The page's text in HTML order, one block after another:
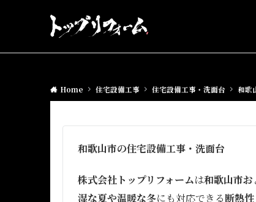
Home 住宅設備工事 住宅設備工事・洗面台 和歌
和歌山市の住宅設備工事・洗面台
株式会社トップリフォームは和歌山市
湿な夏や温暖な冬にも対応できる断熱